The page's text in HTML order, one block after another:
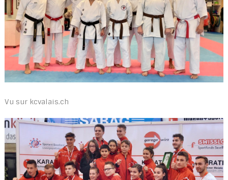
Vu sur kcvalais.ch